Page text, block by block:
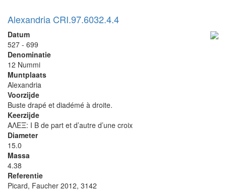
Alexandria CRI.97.6032.4.4
Datum
527 - 699
Denominatie
12 Nummi
Muntplaats
Alexandria
Voorzijde
Buste drapé et diadémé à droite.
Keerzijde
ΑΛΕΞ: I B de part et d’autre d’une croix
Diameter
15.0
Massa
4.38
Referentie
Picard, Faucher 2012, 3142